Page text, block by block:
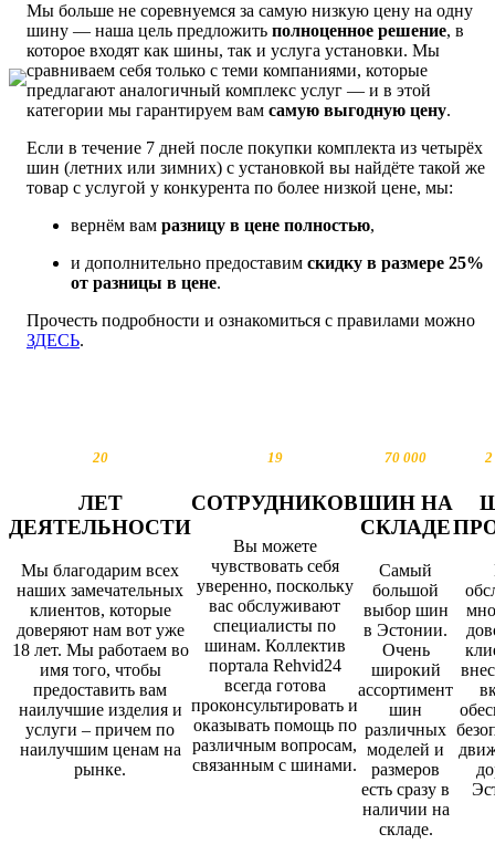
Мы больше не соревнуемся за самую низкую цену на одну
шину — наша цель предложить полноценное решение, в
которое входят как шины, так и услуга установки. Мы
сравниваем себя только с теми компаниями, которые
предлагают аналогичный комплекс услуг — и в этой
категории мы гарантируем вам самую выгодную цену.
Если в течение 7 дней после покупки комплекта из четырёх
шин (летних или зимних) с установкой вы найдёте такой же
товар с услугой у конкурента по более низкой цене, мы:
вернём вам разницу в цене полностью,
и дополнительно предоставим скидку в размере 25%
от разницы в цене.
Прочесть подробности и ознакомиться с правилами можно
ЗДЕСЬ.
20
ЛЕТ
ДЕЯТЕЛЬНОСТИ
Мы благодарим всех
наших замечательных
клиентов, которые
доверяют нам вот уже
18 лет. Мы работаем во
имя того, чтобы
предоставить вам
наилучшие изделия и
услуги – причем по
наилучшим ценам на
рынке.
19
СОТРУДНИКОВ
Вы можете
чувствовать себя
уверенно, поскольку
вас обслуживают
специалисты по
шинам. Коллектив
портала Rehvid24
всегда готова
проконсультировать и
оказывать помощь по
различным вопросам,
связанным с шинами.
70 000
ШИН НА
СКЛАДЕ
Самый
большой
выбор шин
в Эстонии.
Очень
широкий
ассортимент
шин
различных
моделей и
размеров
есть сразу в
наличии на
складе.